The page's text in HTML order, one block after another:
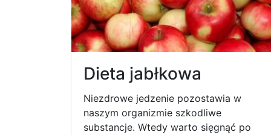
Dieta jabłkowa
Niezdrowe jedzenie pozostawia w
naszym organizmie szkodliwe
substancje. Wtedy warto sięgnąć po